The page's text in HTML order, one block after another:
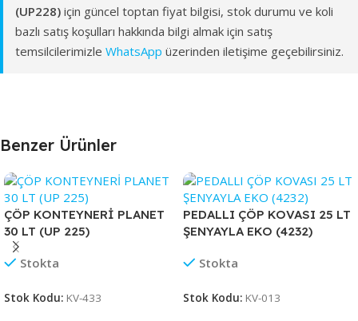
(UP228) için güncel toptan fiyat bilgisi, stok durumu ve koli
bazlı satış koşulları hakkında bilgi almak için satış
temsilcilerimizle WhatsApp üzerinden iletişime geçebilirsiniz.
Benzer Ürünler
ÇÖP KONTEYNERİ PLANET
30 LT (UP 225)
Stokta
Stok Kodu: KV-433
PEDALLI ÇÖP KOVASI 25 LT
ŞENYAYLA EKO (4232)
Stokta
Stok Kodu: KV-013